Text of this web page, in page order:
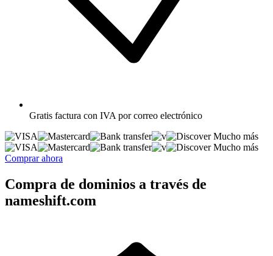
Gratis factura con IVA por correo electrónico
Mucho más
Mucho más
Comprar ahora
Compra de dominios a través de
nameshift.com